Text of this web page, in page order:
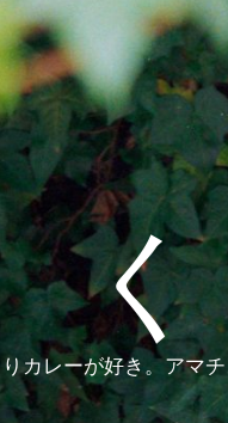
カレーが好き。アマ